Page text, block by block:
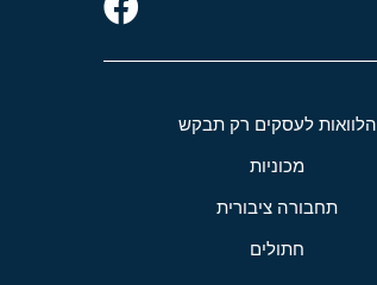
הלוואות לעסקים רק תבקש
מכוניות
תחבורה ציבורית
חתולים